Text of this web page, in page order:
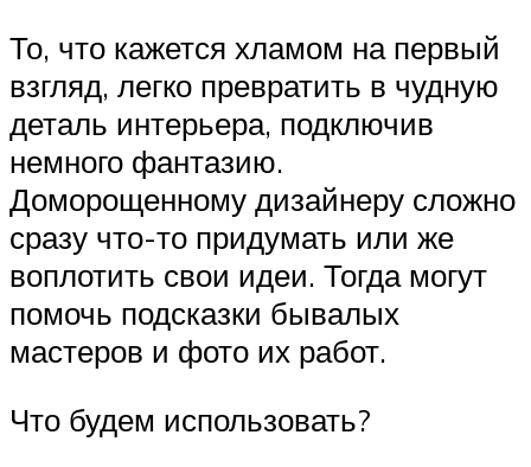
То, что кажется хламом на первый
взгляд, легко превратить в чудную
деталь интерьера, подключив
немного фантазию.
Доморощенному дизайнеру сложно
сразу что-то придумать или же
воплотить свои идеи. Тогда могут
помочь подсказки бывалых
мастеров и фото их работ.
Что будем использовать?